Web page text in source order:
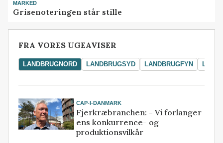
MARKED
Grisenoteringen står stille
FRA VORES UGEAVISER
LANDBRUGNORD LANDBRUGSYD LANDBRUGFYN
CAP-I-DANMARK
Fjerkræbranchen: - Vi forlanger
ens konkurrence- og
produktionsvilkår